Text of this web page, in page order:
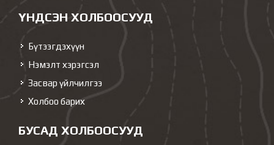
ҮНДСЭН ХОЛБООСУУД
Бүтээгдэхүүн
Нэмэлт хэрэгсэл
Засвар үйлчилгээ
Холбоо барих
БУСАД ХОЛБООСУУД